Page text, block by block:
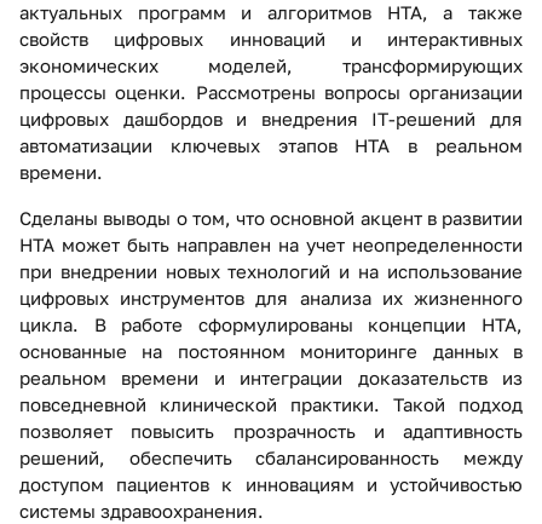
актуальных программ и алгоритмов HTA, а также
свойств цифровых инноваций и интерактивных
экономических моделей, трансформирующих
процессы оценки. Рассмотрены вопросы организации
цифровых дашбордов и внедрения IT-решений для
автоматизации ключевых этапов HTA в реальном
времени.
Сделаны выводы о том, что основной акцент в развитии
HTA может быть направлен на учет неопределенности
при внедрении новых технологий и на использование
цифровых инструментов для анализа их жизненного
цикла. В работе сформулированы концепции HTA,
основанные на постоянном мониторинге данных в
реальном времени и интеграции доказательств из
повседневной клинической практики. Такой подход
позволяет повысить прозрачность и адаптивность
решений, обеспечить сбалансированность между
доступом пациентов к инновациям и устойчивостью
системы здравоохранения.